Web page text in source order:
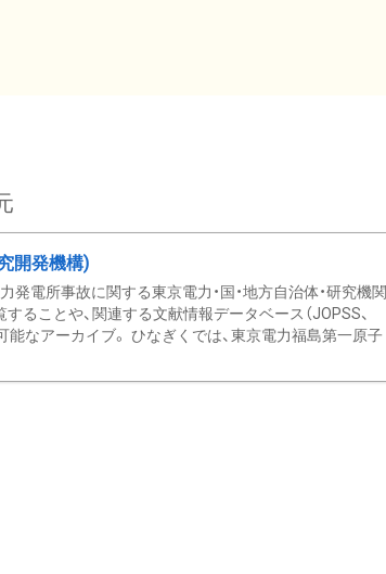
開発機構)
電所事故に関する東京電力・国・地方自治体・研究機関
ることや、関連する文献情報データベース（JOPSS、
能なアーカイブ。 ひなぎくでは、東京電力福島第一原子